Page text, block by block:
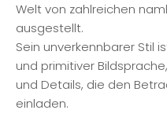
Welt von zahlreichen
ausgestellt.
Sein unverkennbarer Stil
und primitiver
und Details, die den
einladen.